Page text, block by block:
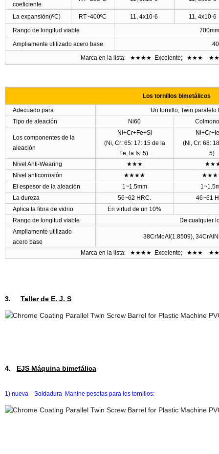
coeficiente
La expansión(/ºC) RT~400ºC 11, 4x10-6
11, 4x10-6
Rango de longitud viable
Ampliamente utilizado acero base
Marca en la lista: ★★★★ Excelente; ★★★
Los tornillos bimetálicos
Adecuado para
Un tornillo, Twin
Tipo de aleación
Ni60
Los componentes de la
aleación
Ni+Cr+Fe+Si
(Ni, Cr: 65: 17: 15 de la
Fe, la Is: 5).
(Ni, Cr: 68:
5).
Nivel Anti-Wearing
★★★
Nivel anticorrosión
★★★★
El espesor de la aleación
1~1.5mm
La dureza
56~62 HRC.
46~61
Aplica la fibra de vidrio
En virtud de un 10%
Rango de longitud viable
De cualquier
Ampliamente utilizado
acero base
38CrMoAl(1.8509),
Marca en la lista: ★★★★ Excelente; ★★★
3. Taller de E. J. S
4. EJS Máquina bimetálica
1) nueva Soldadura Mahine pesetas para los tornillos: